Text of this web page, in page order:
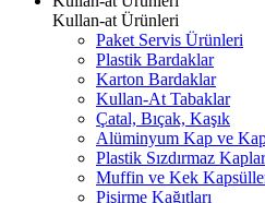
Kullan-at Ürünleri
Paket Servis Ürünleri
Plastik Bardaklar
Karton Bardaklar
Kullan-At Tabaklar
Çatal, Bıçak, Kaşık
Alüminyum Kap ve
Plastik Sızdırmaz Kaplar
Muffin ve Kek
Pişirme Kağıtları